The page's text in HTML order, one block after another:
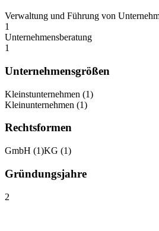
Verwaltung und Führung von
1
Unternehmensberatung
1
Unternehmensgrößen
Kleinstunternehmen (1)
Kleinunternehmen (1)
Rechtsformen
GmbH (1)KG (1)
Gründungsjahre
2